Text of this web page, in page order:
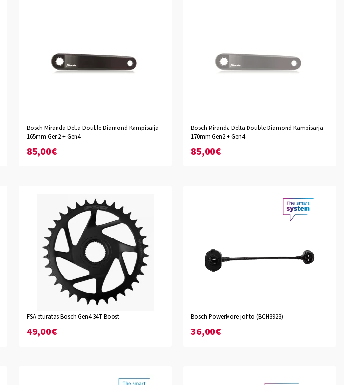
Bosch Miranda Delta Double Diamond Kampisarja
165mm Gen2 + Gen4
85,00€
Bosch Miranda Delta Double Diamond Kampisarja
170mm Gen2 + Gen4
85,00€
FSA eturatas Bosch Gen4 34T Boost
49,00€
50mm 100mm 150mm 250mm 300mm
Bosch PowerMore johto (BCH3923)
36,00€